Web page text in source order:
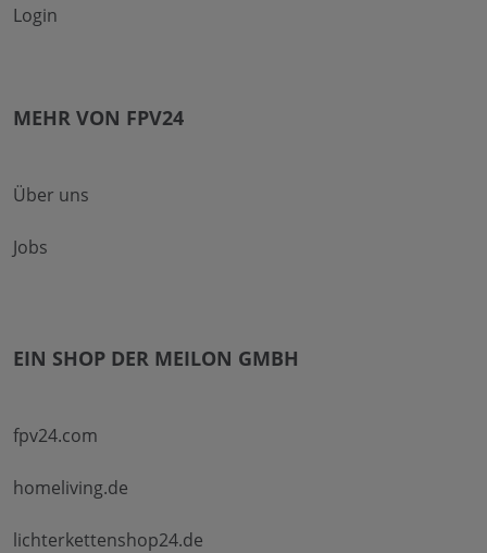
Login
MEHR VON FPV24
Über uns
Jobs
EIN SHOP DER MEILON GMBH
fpv24.com
homeliving.de
lichterkettenshop24.de